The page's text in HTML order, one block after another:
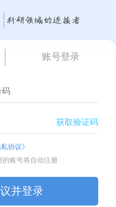
账号登录
获取验证码
私协议》
账号将自动注册
并登录